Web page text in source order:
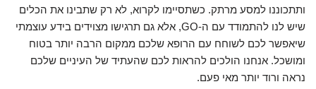
ותתכוננו למסע מרתק. כשתסיימו לקרוא, לא רק שתבינו את הכלים
שיש לנו להתמודד עם ה-GO, אלא גם תרגישו מצוידים בידע עוצמתי
שיאפשר לכם לשוחח עם הרופא שלכם ממקום הרבה יותר בטוח
ומושכל. אנחנו הולכים להראות לכם שהעתיד של העיניים שלכם
נראה ורוד יותר מאי פעם.